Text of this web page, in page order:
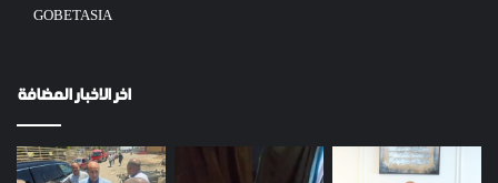
GOBETASIA
اخر الاخبار المضافة